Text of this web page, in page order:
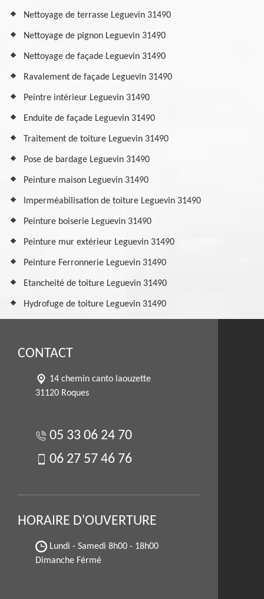
Nettoyage de terrasse Leguevin 31490
Nettoyage de pignon Leguevin 31490
Nettoyage de façade Leguevin 31490
Ravalement de façade Leguevin 31490
Peintre intérieur Leguevin 31490
Enduite de façade Leguevin 31490
Traitement de toiture Leguevin 31490
Pose de bardage Leguevin 31490
Peinture maison Leguevin 31490
Imperméabilisation de toiture Leguevin 31490
Peinture boiserie Leguevin 31490
Peinture mur extérieur Leguevin 31490
Peinture Ferronnerie Leguevin 31490
Etancheité de toiture Leguevin 31490
Hydrofuge de toiture Leguevin 31490
CONTACT
14 chemin canto laouzette
31120 Roques
05 33 06 24 70
06 27 57 46 76
HORAIRE D'OUVERTURE
Lundi - Samedi 8h00 - 18h00
Dimanche Férmé